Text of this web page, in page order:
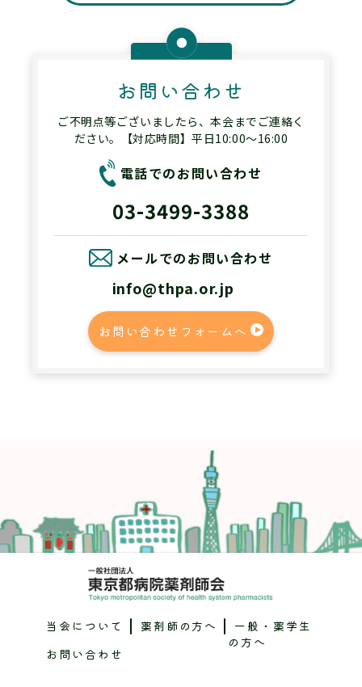
お問い合わせ
ご不明点等ございましたら、本会までご連絡く
ださい。【対応時間】平日10:00～16:00
電話でのお問い合わせ
03-3499-3388
メールでのお問い合わせ
info@thpa.or.jp
お問い合わせフォームへ
当会について 薬剤師の方へ 一般・薬学生
の方へ
お問い合わせ